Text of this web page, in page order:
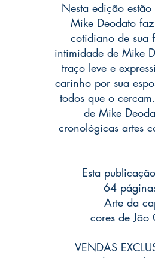
Nesta edição
Mike Deodato
cotidiano de sua
intimidade de Mike
traço leve e
carinho por sua
todos que o
de Mike
cronológicas artes
Esta
64
Arte da
cores de
VENDAS